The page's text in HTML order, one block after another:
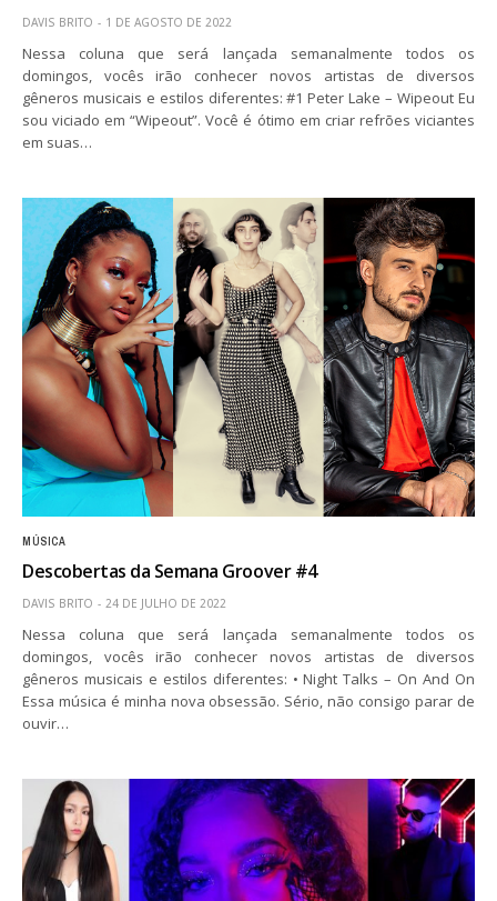
DAVIS BRITO 1 DE AGOSTO DE 2022
Nessa coluna que será lançada semanalmente todos os
domingos, vocês irão conhecer novos artistas de diversos
gêneros musicais e estilos diferentes: #1 Peter Lake – Wipeout Eu
sou viciado em “Wipeout”. Você é ótimo em criar refrões viciantes
em suas…
MÚSICA
Descobertas da Semana Groover #4
DAVIS BRITO 24 DE JULHO DE 2022
Nessa coluna que será lançada semanalmente todos os
domingos, vocês irão conhecer novos artistas de diversos
gêneros musicais e estilos diferentes: • Night Talks – On And On
Essa música é minha nova obsessão. Sério, não consigo parar de
ouvir…